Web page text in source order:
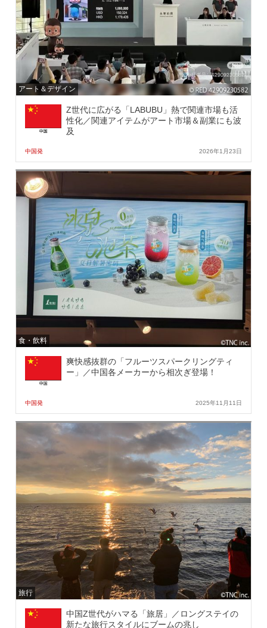
アート＆デザイン
Z世代に広がる「LABUBU」熱で関連市場も活
性化／関連アイテムがアート市場＆副業にも波
及
中国発 2026年1月23日
食・飲料
爽快感抜群の「フルーツスパークリングティ
ー」／中国各メーカーから相次ぎ登場！
中国発 2025年11月11日
旅行
中国Z世代がハマる「旅居」／ロングステイの
新たな旅行スタイルにブームの兆し